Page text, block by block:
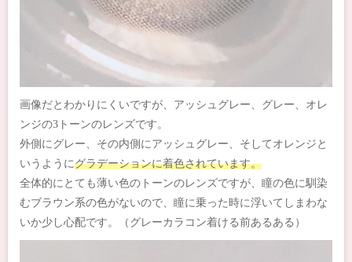
画像だとわかりにくいですが、アッシュグレー、グレー、オレ
ンジの3トーンのレンズです。
外側にグレー、その内側にアッシュグレー、そしてオレンジと
いうようにグラデーションに着色されています。
全体的にとても薄い色のトーンのレンズですが、瞳の色に馴染
むブラウン系の色がないので、瞳に乗った時に浮いてしまわな
いか少し心配です。（グレーカラコン着ける前あるある）